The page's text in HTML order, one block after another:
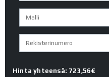
Hinta yhteensä: 723,56€